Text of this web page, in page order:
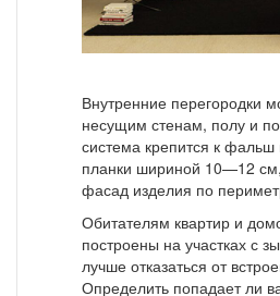
Внутренние перегородки
несущим стенам, полу и
система крепится к
планки шириной 10—12
фасад изделия по
Обитателям квартир и
построены на участках с
лучше отказаться от
Определить попадает ли